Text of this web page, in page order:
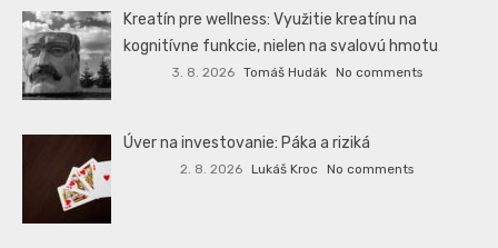
Kreatín pre wellness: Využitie kreatínu na
kognitívne funkcie, nielen na svalovú hmotu
3. 8. 2026 Tomáš Hudák No comments
Úver na investovanie: Páka a riziká
2. 8. 2026 Lukáš Kroc No comments